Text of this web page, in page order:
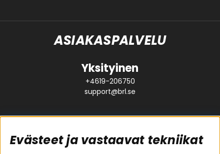
ASIAKASPALVELU
Yksityinen
+4619-206750
support@brl.se
Evästeet ja vastaavat tekniikat